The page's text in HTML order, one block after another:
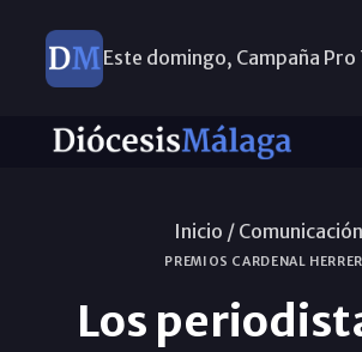
Este domingo, Campaña Pro
Inicio / Comunicación
PREMIOS CARDENAL
Los